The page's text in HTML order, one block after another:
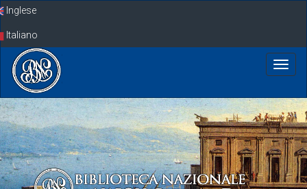
SkipInglese
Italiano